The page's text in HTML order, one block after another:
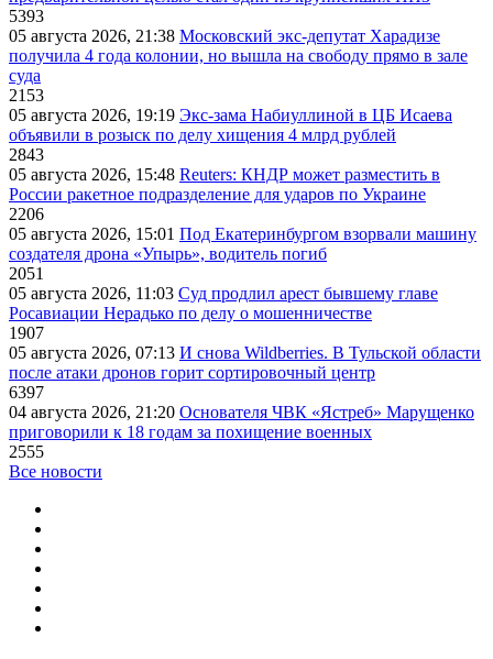
5393
05 августа 2026, 21:38 Московский экс-депутат Харадизе
получила 4 года колонии, но вышла на свободу прямо в зале
суда
2153
05 августа 2026, 19:19 Экс-зама Набиуллиной в ЦБ Исаева
объявили в розыск по делу хищения 4 млрд рублей
2843
05 августа 2026, 15:48 Reuters: КНДР может разместить в
России ракетное подразделение для ударов по Украине
2206
05 августа 2026, 15:01 Под Екатеринбургом взорвали машину
создателя дрона «Упырь», водитель погиб
2051
05 августа 2026, 11:03 Суд продлил арест бывшему главе
Росавиации Нерадько по делу о мошенничестве
1907
05 августа 2026, 07:13 И снова Wildberries. В Тульской области
после атаки дронов горит сортировочный центр
6397
04 августа 2026, 21:20 Основателя ЧВК «Ястреб» Марущенко
приговорили к 18 годам за похищение военных
2555
Все новости